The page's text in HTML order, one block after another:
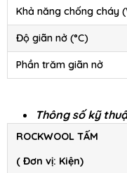
Khả năng chống cháy
Độ giãn nở (°C)
Phần trăm giãn nở
Thông số kỹ
ROCKWOOL TẤM
( Đơn vị: Kiện)